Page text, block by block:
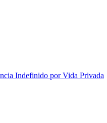
Indefinido por Vida Privada